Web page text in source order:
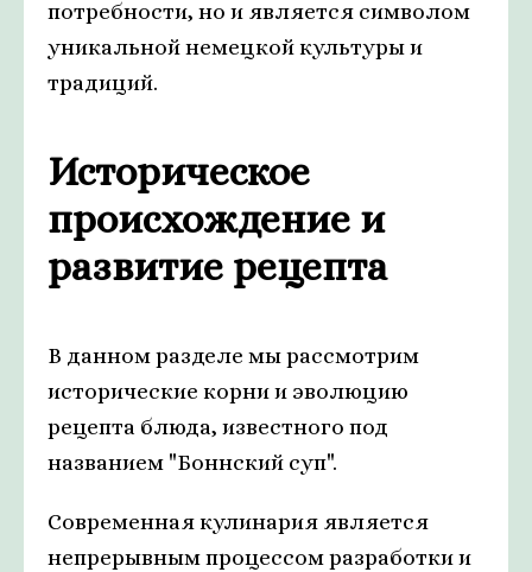
потребности, но и является символом
уникальной немецкой культуры и
традиций.
Историческое
происхождение и
развитие рецепта
В данном разделе мы рассмотрим
исторические корни и эволюцию
рецепта блюда, известного под
названием "Боннский суп".
Современная кулинария является
непрерывным процессом разработки и